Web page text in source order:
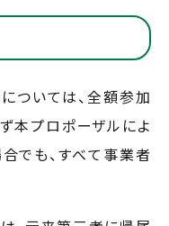
ついては、全額参加
本プロポーザルによ
でも、すべて事業者